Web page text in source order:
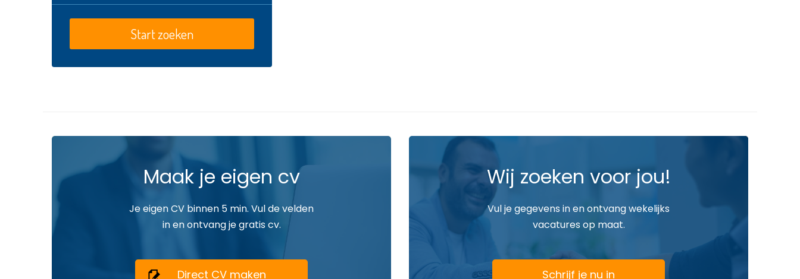
Maak je eigen cv
Je eigen CV binnen 5 min. Vul de velden
in en ontvang je gratis cv.
Direct CV maken
Wij zoeken voor jou!
Vul je gegevens in en ontvang wekelijks
vacatures op maat.
Schrijf je nu in